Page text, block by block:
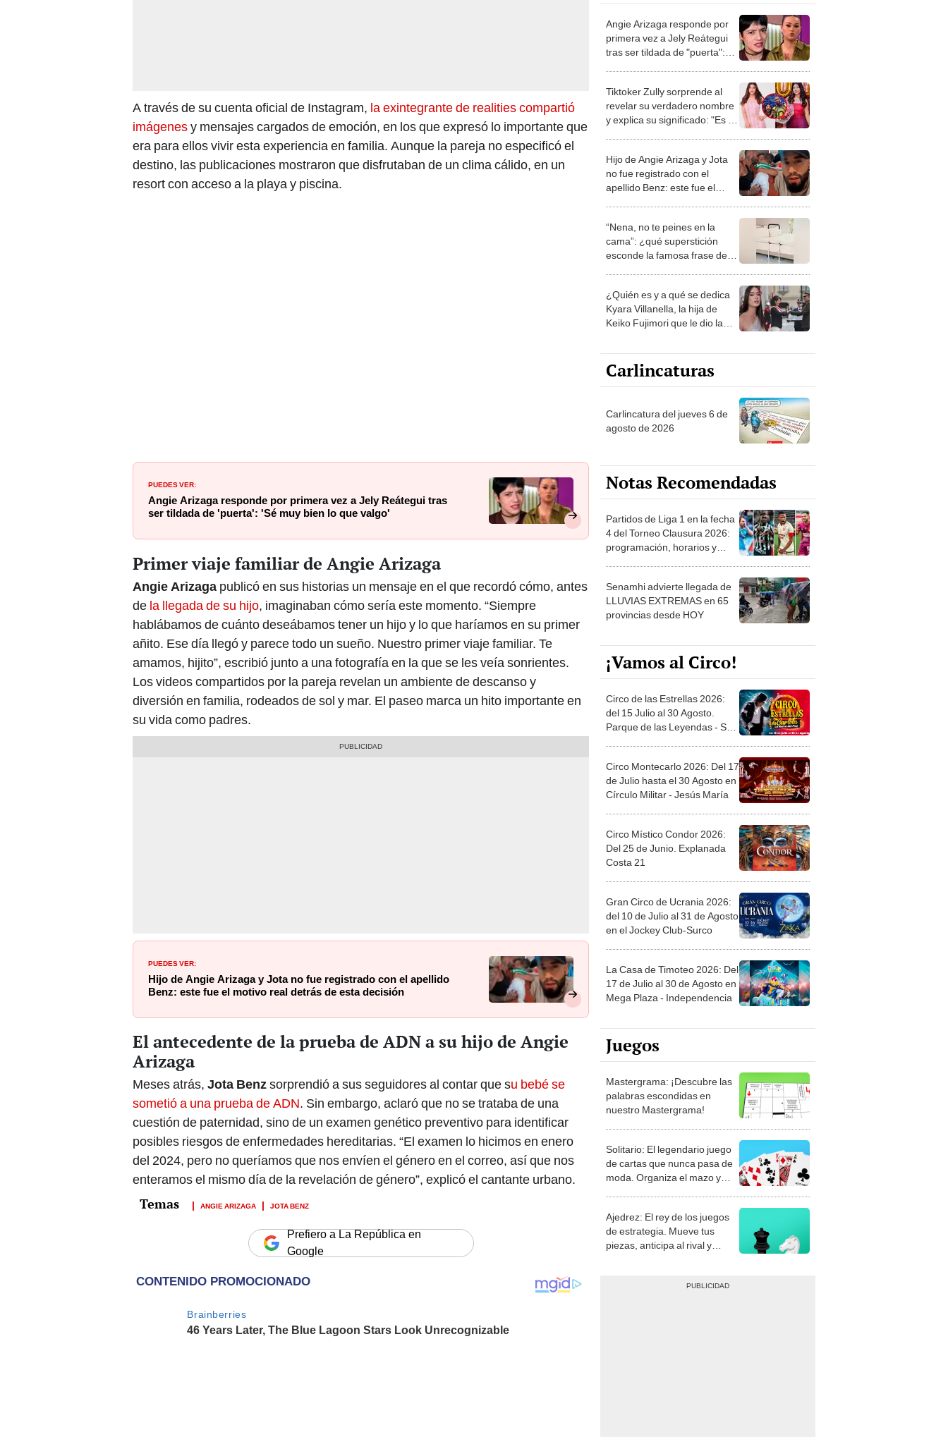
A través de su cuenta oficial de Instagram, la exintegrante de realities compartió
imágenesy mensajes cargados de emoción, en los que expresó lo importante que
era para ellos vivir esta experiencia en familia. Aunque la pareja no especificó el
destino, las publicaciones mostraron que disfrutaban de un clima cálido, en un
resort con acceso a la playa y piscina.
PUEDES VER:
Angie Arizaga responde por primera vez a Jely Reátegui tras
ser tildada de 'puerta': 'Sé muy bien lo que valgo'
Primer viaje familiar de Angie Arizaga
Angie Arizaga publicó en sus historias un mensaje en el que recordó cómo, antes
de la llegada de su hijo, imaginaban cómo sería este momento. “Siempre
hablábamos de cuánto deseábamos tener un hijo y lo que haríamos en su primer
añito. Ese día llegó y parece todo un sueño. Nuestro primer viaje familiar. Te
amamos, hijito”, escribió junto a una fotografía en la que se les veía sonrientes.
Los videos compartidos por la pareja revelan un ambiente de descanso y
diversión en familia, rodeados de sol y mar. El paseo marca un hito importante en
su vida como padres.
PUEDES VER:
Hijo de Angie Arizaga y Jota no fue registrado con el apellido
Benz: este fue el motivo real detrás de esta decisión
El antecedente de la prueba de ADN a su hijo de Angie
Arizaga
Meses atrás, Jota Benzsorprendió a sus seguidores al contar que su bebé se
sometió a una prueba de ADN. Sin embargo, aclaró que no se trataba de una
cuestión de paternidad, sino de un examen genético preventivo para identificar
posibles riesgos de enfermedades hereditarias. “El examen lo hicimos en enero
del 2024, pero no queríamos que nos envíen el género en el correo, así que nos
enteramos el mismo día de la revelación de género”, explicó el cantante urbano.
ANGIE ARIZAGA JOTA BENZ
Prefiero a La República en
Google
Angie Arizaga responde por
primera vez a Jely Reátegui
tras ser tildada de "puerta":
Tiktoker Zully sorprende al
revelar su verdadero nombre
y explica su significado: "Es de
Hijo de Angie Arizaga y Jota
no fue registrado con el
apellido Benz: este fue el
“Nena, no te peines en la
cama”: ¿qué superstición
esconde la famosa frase de
¿Quién es y a qué se dedica
Kyara Villanella, la hija de
Keiko Fujimori que le dio la
Carlincaturas
Carlincatura del jueves 6 de
agosto de 2026
Notas Recomendadas
Partidos de Liga 1 en la fecha
4 del Torneo Clausura 2026:
programación, horarios y
Senamhi advierte llegada de
LLUVIAS EXTREMAS en 65
provincias desde HOY
¡Vamos al Circo!
Circo de las Estrellas 2026:
del 15 Julio al 30 Agosto.
Parque de las Leyendas - San
Circo Montecarlo 2026: Del 17
de Julio hasta el 30 Agosto en
Círculo Militar - Jesús María
Circo Místico Condor 2026:
Del 25 de Junio. Explanada
Costa 21
Gran Circo de Ucrania 2026:
del 10 de Julio al 31 de Agosto
en el Jockey Club-Surco
La Casa de Timoteo 2026: Del
17 de Julio al 30 de Agosto en
Mega Plaza - Independencia
Juegos
Mastergrama: ¡Descubre las
palabras escondidas en
nuestro Mastergrama!
Solitario: El legendario juego
de cartas que nunca pasa de
moda. Organiza el mazo y
Ajedrez: El rey de los juegos
de estrategia. Mueve tus
piezas, anticipa al rival y